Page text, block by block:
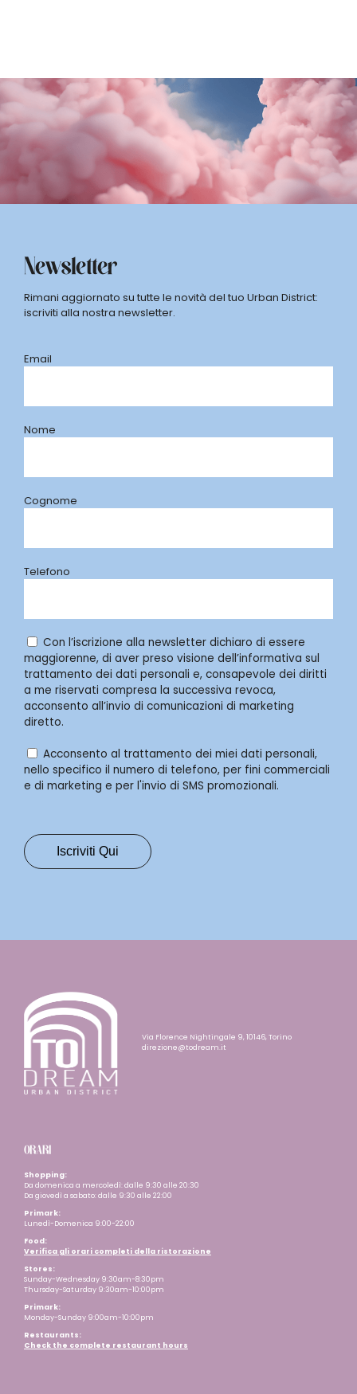
Newsletter
Rimani aggiornato su tutte le novità del tuo Urban District:
iscriviti alla nostra newsletter.
Email
Nome
Cognome
Telefono
Con l’iscrizione alla newsletter dichiaro di essere
maggiorenne, di aver preso visione dell’informativa sul
trattamento dei dati personali e, consapevole dei diritti
a me riservati compresa la successiva revoca,
acconsento all’invio di comunicazioni di marketing
diretto.
Acconsento al trattamento dei miei dati personali,
nello specifico il numero di telefono, per fini commerciali
e di marketing e per l'invio di SMS promozionali.
Via Florence Nightingale 9, 10146, Torino
direzione@todream.it
ORARI
Shopping:
Da domenica a mercoledì: dalle 9:30 alle 20:30
Da giovedì a sabato: dalle 9:30 alle 22:00
Primark:
Lunedì-Domenica 9:00-22:00
Food:
Verifica gli orari completi della ristorazione
Stores:
Sunday-Wednesday 9:30am-8:30pm
Thursday-Saturday 9:30am-10:00pm
Primark:
Monday-Sunday 9:00am-10:00pm
Restaurants:
Check the complete restaurant hours